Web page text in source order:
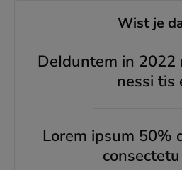
Wist je
DeIduntem in 2022
nessi tis
Lorem ipsum 50%